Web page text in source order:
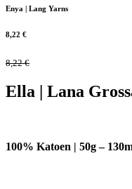
Enya | Lang Yarns
8,22 €
8,22€
Ella | Lana
100% Katoen | 50g –